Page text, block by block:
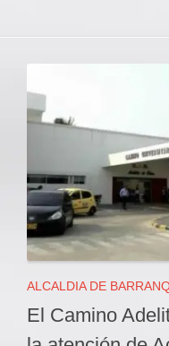
ALCALDIA DE
El Camino